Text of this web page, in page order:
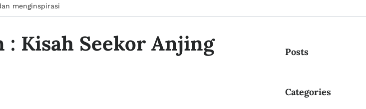
menginspirasi
Kisah Seekor Anjing
Posts
Categories